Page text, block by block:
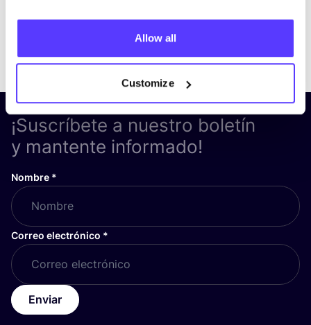
Allow all
Customize
¡Suscríbete a nuestro boletín
y mantente informado!
Nombre *
Correo electrónico *
Enviar